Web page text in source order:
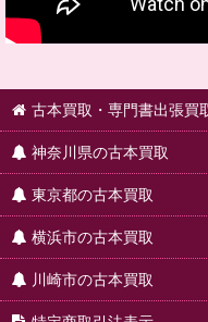
古本買取・専門書出張買
神奈川県の古本買取
東京都の古本買取
横浜市の古本買取
川崎市の古本買取